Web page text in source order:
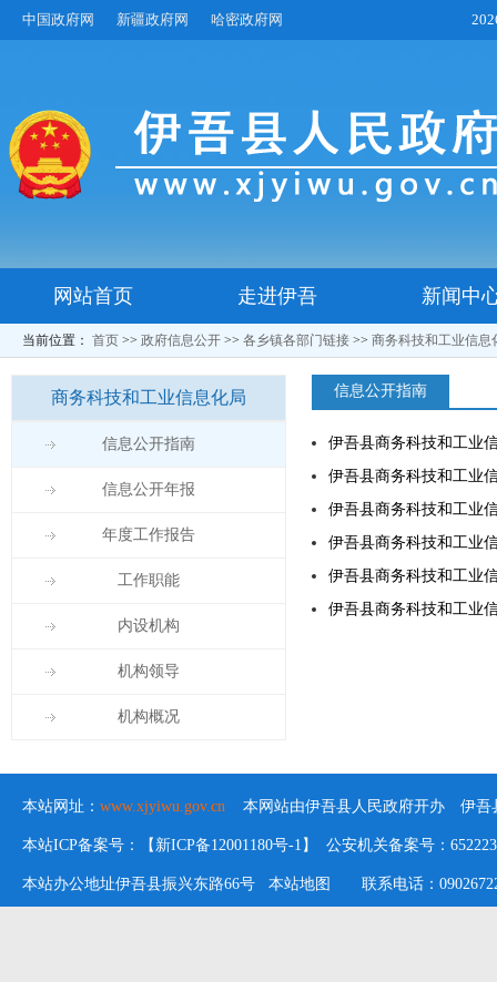
中国政府网 新疆政府网 哈密政府网
网站首页 走进伊吾 新闻中
当前位置： 首页 >> 政府信息公开 >> 各乡镇各部门链接 >> 商务科技和工业信息
商务科技和工业信息化局
信息公开指南
信息公开年报
年度工作报告
工作职能
内设机构
机构领导
机构概况
信息公开指南
伊吾县商务科技和工业
伊吾县商务科技和工业
伊吾县商务科技和工业
伊吾县商务科技和工业
伊吾县商务科技和工业
伊吾县商务科技和工业
本站网址： www.xjyiwu.gov.cn 本网站由伊吾县人民政府开办 伊吾
本站ICP备案号：【新ICP备12001180号-1】 公安机关备案号：
本站办公地址伊吾县振兴东路66号 本站地图 联系电话：